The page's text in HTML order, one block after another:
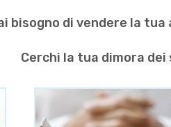
bisogno di vendere la
Cerchi la tua dimora dei